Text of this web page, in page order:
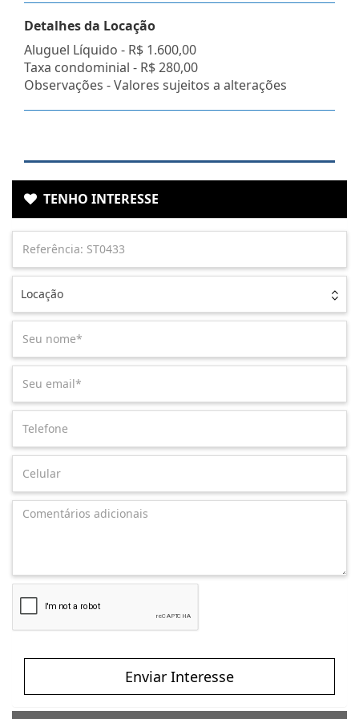
Detalhes da Locação
Aluguel Líquido - R$ 1.600,00
Taxa condominial - R$ 280,00
Observações - Valores sujeitos a alterações
TENHO INTERESSE
Locação
Enviar Interesse